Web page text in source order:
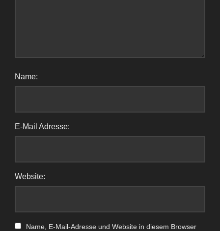
Name:
E-Mail Adresse:
Website:
Name, E-Mail-Adresse und Website in diesem Browser